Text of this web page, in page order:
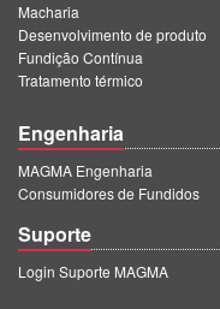
Macharia
Desenvolvimento de produto
Fundição Contínua
Tratamento térmico
Engenharia
MAGMA Engenharia
Consumidores de Fundidos
Suporte
Login Suporte MAGMA